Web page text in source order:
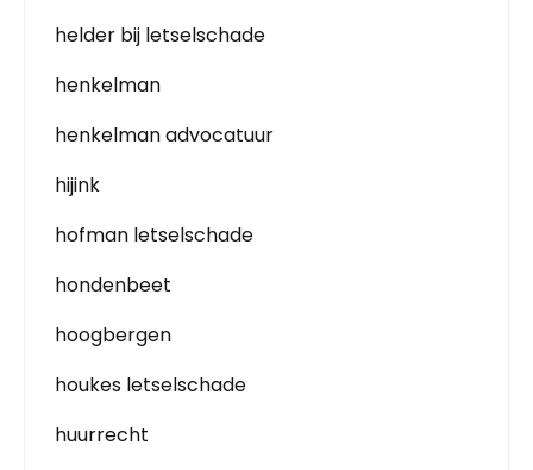
helder bij letselschade
henkelman
henkelman advocatuur
hijink
hofman letselschade
hondenbeet
hoogbergen
houkes letselschade
huurrecht